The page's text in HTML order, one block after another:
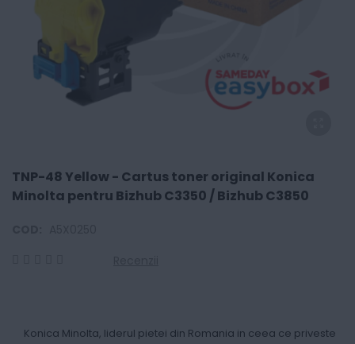
TNP-48 Yellow - Cartus toner original Konica
Minolta pentru Bizhub C3350 / Bizhub C3850
Konica Minolta, liderul pietei din Romania in ceea ce priveste